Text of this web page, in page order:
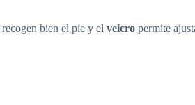
recogen bien el pie y el velcro permite